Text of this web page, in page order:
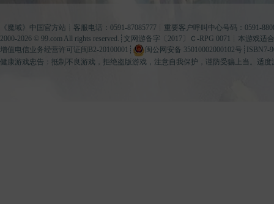
《 魔域 》中国官方站┊客服电话：0591-87085777┊重要客户呼叫中心号码：0591-
2000-2026 © 99.com All rights reserved.┊ 文网游备字〔2017〕Ｃ-RPG 0071
┊本游戏适
增值电信业务经营许可证闽B2-20100001 ┊ 闽公网安备 35010002000102号 ┊ISBN7-
健康游戏忠告：抵制不良游戏，拒绝盗版游戏，注意自我保护，谨防受骗上当。适